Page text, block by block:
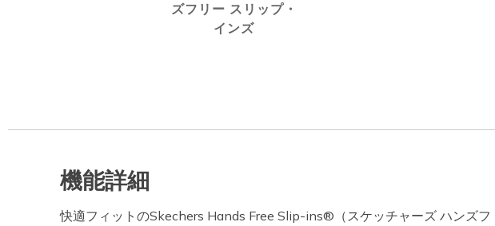
ズフリー スリップ・
インズ
機能詳細
快適フィットのSkechers Hands Free Slip-ins®（スケッチャーズ ハンズフ